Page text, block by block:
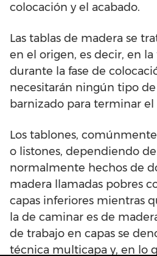
colocación y el acabado.
Las tablas de madera se
en el origen, es decir, en
durante la fase de
necesitarán ningún tipo
barnizado para terminar el
Los tablones,
o listones, dependiendo
normalmente hechos de
madera llamadas pobres
capas inferiores mientras
la de caminar es de
de trabajo en capas se
técnica multicapa y, en lo